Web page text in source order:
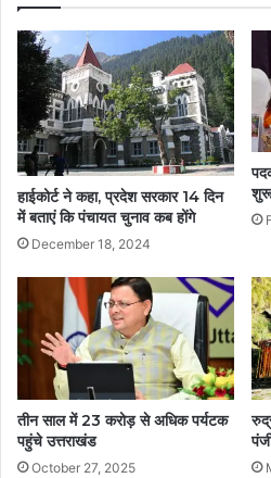
हाईकोर्ट ने कहा, प्रदेश सरकार 14 दिन
में बताएं कि पंचायत चुनाव कब होंगे
December 18, 2024
शुरू
तीन साल में 23 करोड़ से अधिक पर्यटक
पहुंचे उत्तराखंड
October 27, 2025